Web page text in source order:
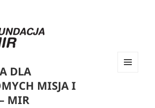
DLA
MISJA I
MIR